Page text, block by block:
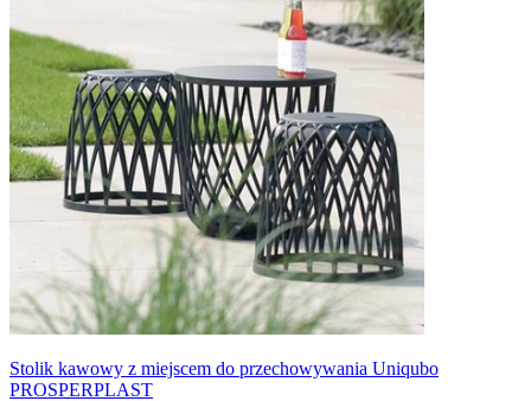
Stolik kawowy z miejscem do przechowywania Uniqubo
PROSPERPLAST